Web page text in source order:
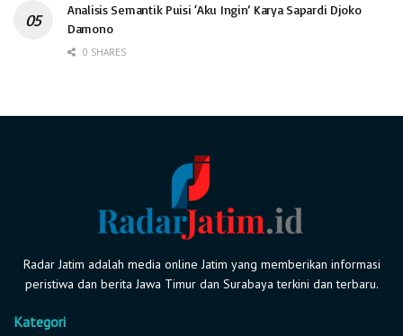
Analisis Semantik Puisi ‘Aku Ingin’ Karya Sapardi Djoko
Damono
0 SHARES
Radar Jatim adalah media online Jatim yang memberikan informasi
peristiwa dan berita Jawa Timur dan Surabaya terkini dan terbaru.
Kategori